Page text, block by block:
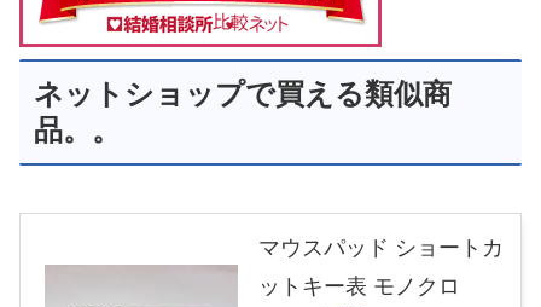
ネットショップで買える類似商
品。。
マウスパッド ショートカ
ットキー表 モノクロ